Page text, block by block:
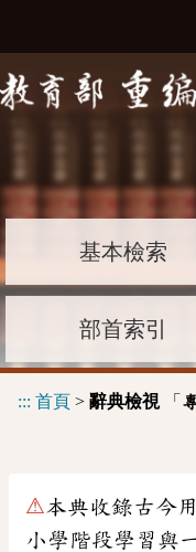
基本檢索
部首索引
::: 首頁 > 辭典檢視「
⚠本典收錄古今
小學階段學習與